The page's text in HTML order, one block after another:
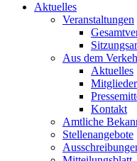
Aktuelles
Veranstaltungen
Aus dem
Aktuelles
Mitglieder
Kontakt
Amtliche
Stellenangebote